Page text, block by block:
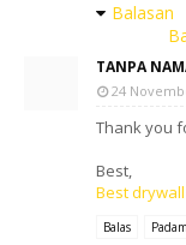
Balasan
TANPA
24
Thank you
Best,
Best
Balas Padam